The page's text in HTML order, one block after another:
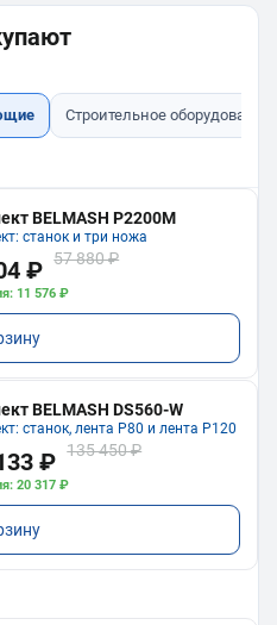
Строительное оборудование
BELMASH P2200M
станок и три ножа
₽ 57 880 ₽
11 576 ₽
BELMASH DS560-W
станок, лента P80 и лента P120
₽ 135 450 ₽
20 317 ₽